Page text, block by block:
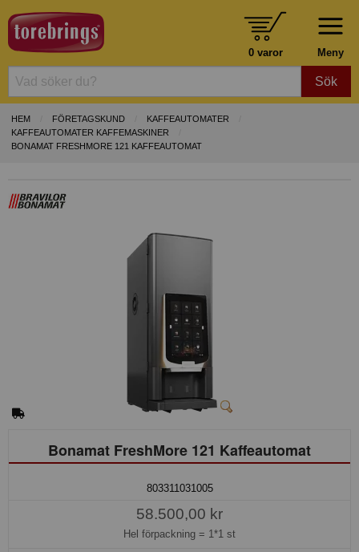
Meny
0 varor
Sök
HEM FÖRETAGSKUND
KAFFEAUTOMATER
KAFFEAUTOMATER KAFFEMASKINER
BONAMAT FRESHMORE 121 KAFFEAUTOMAT
Bonamat FreshMore 121 Kaffeautomat
803311031005
58.500,00 kr
Hel förpackning = 1*1 st